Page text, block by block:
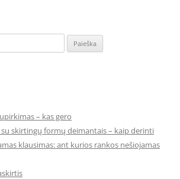
– kas gero
skirtingų formų deimantais – kaip derinti
klausimas: ant kurios rankos nešiojamas